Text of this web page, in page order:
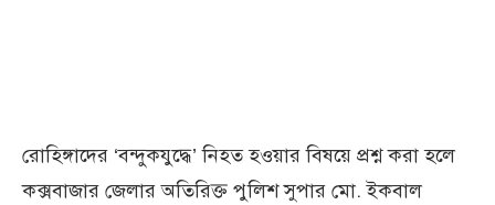
রোহিঙ্গাদের ‘বন্দুকযুদ্ধে’ নিহত হওয়ার বিষয়ে প্রশ্ন করা হলে
কক্সবাজার জেলার অতিরিক্ত পুলিশ সুপার মো. ইকবাল